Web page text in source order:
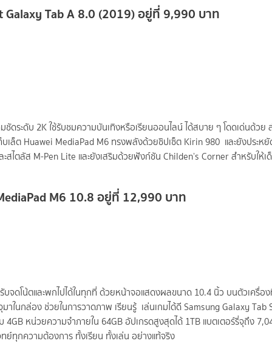
Galaxy Tab A 8.0 (2019) อยู่ที่ 9,990 บาท
ระดับ 2K ใช้รับชมความบันเทิงหรือเรียนออนไลน์ ได้สบาย ๆ โดดเด่นด้วย
เล็ต Huawei MediaPad M6 ทรงพลังด้วยชิปเซ็ต Kirin 980 และยังประห
ตลัส M-Pen Lite และยังเสริมด้วยฟังก์ชัน Childen’s Corner สำหรับให้เด็
M6 10.8 อยู่ที่ 12,990 บาท
จดโน้ตและพกไปได้ในทุกที่ ด้วยหน้าจอแสดงผลขนาด 10.4 นิ้ว บนตัวเครื่อง
าในกล่อง ช่วยในการวาดภาพ เรียนรู้ เล่นเกมได้ดี Samsung Galaxy Tab
หน่วยความจำภายใน 64GB อัปเกรดสูงสุดได้ 1TB แบตเตอร์รี่จุถึง
ทุกความต้องการ ทั้งเรียน ทั้งเล่น อย่างแท้จริง